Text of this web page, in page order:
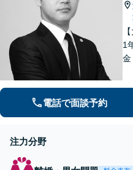
1
金
電話で面談予約
注力分野